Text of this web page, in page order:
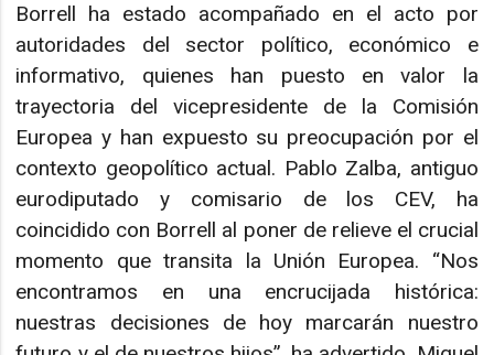
Borrell ha estado acompañado en el acto por
autoridades del sector político, económico e
informativo, quienes han puesto en valor la
trayectoria del vicepresidente de la Comisión
Europea y han expuesto su preocupación por el
contexto geopolítico actual. Pablo Zalba, antiguo
eurodiputado y comisario de los CEV, ha
coincidido con Borrell al poner de relieve el crucial
momento que transita la Unión Europea. “Nos
encontramos en una encrucijada histórica:
nuestras decisiones de hoy marcarán nuestro